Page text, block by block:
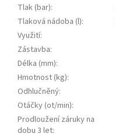
Tlak (bar):
Tlaková nádoba (l):
Využití:
Zástavba:
Délka (mm):
Hmotnost (kg):
Odhlučněný:
Otáčky (ot/min):
Prodloužení záruky na
dobu 3 let: